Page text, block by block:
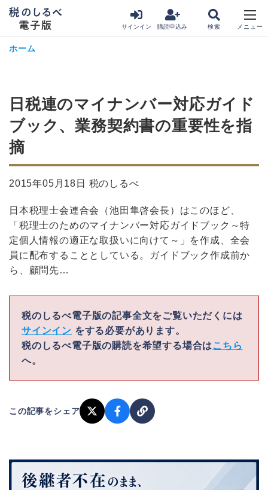
サインイン 購読申込み
ホーム
日税連のマイナンバー対応ガイド
ブック、業務契約書の重要性を指
摘
2015年05月18日 税のしるべ
日本税理士会連合会（池田隼啓会長）はこのほど、
「税理士のためのマイナンバー対応ガイドブック～特
定個人情報の適正な取扱いに向けて～」を作成、全会
員に配布することとしている。ガイドブック作成前か
ら、顧問先…
税のしるべ電子版の記事全文をご覧いただくには
サインイン をする必要があります。
税のしるべ電子版の購読を希望する場合は こちら
へ。
この記事をシェア